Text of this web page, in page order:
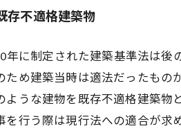
存不適格建築物
年に制定された建築基準法は後
ため建築当時は適法だったもの
ような建物を既存不適格建築
を行う際は現行法への適合が求